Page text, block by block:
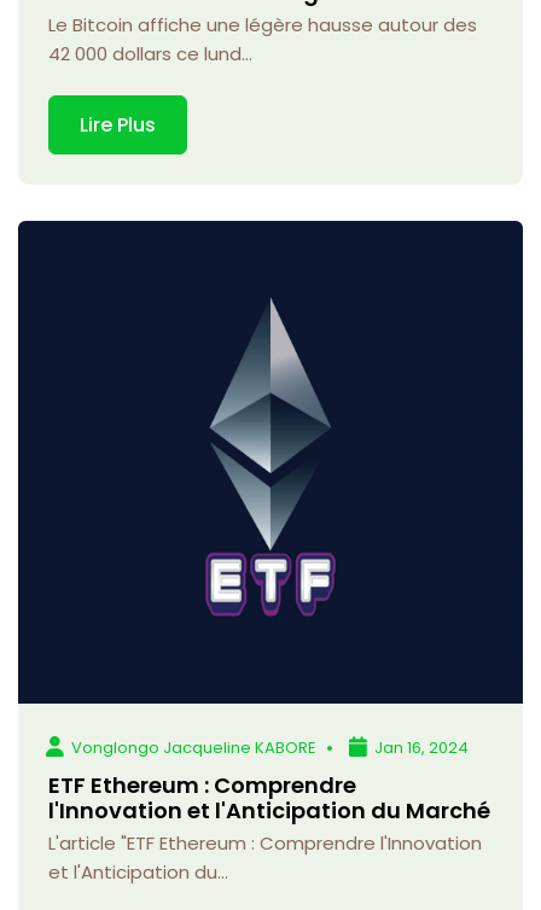
Le Bitcoin affiche une légère hausse autour des
42 000 dollars ce lund...
Lire Plus
Vonglongo Jacqueline KABORE Jan 16, 2024
ETF Ethereum : Comprendre
l'Innovation et l'Anticipation du Marché
L'article "ETF Ethereum : Comprendre l'Innovation
et l'Anticipation du...